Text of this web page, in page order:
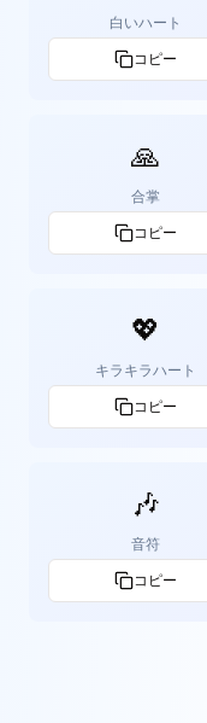
白いハート
コピー
🙏
合掌
コピー
💖
キラキラハート
コピー
🎶
音符
コピー